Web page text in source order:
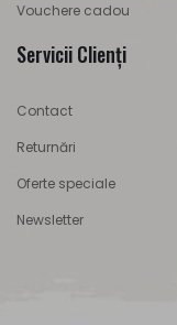
Vouchere cadou
Servicii Clienţi
Contact
Returnări
Oferte speciale
Newsletter